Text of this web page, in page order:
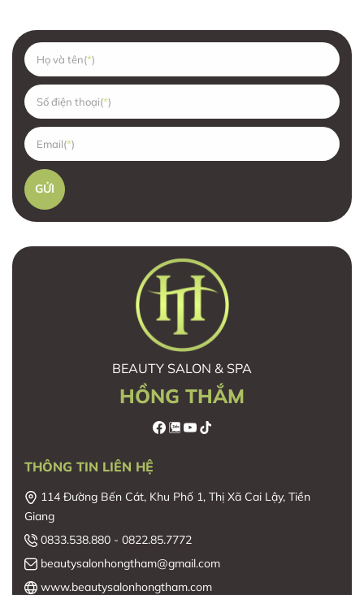
Họ và tên(
Số điện thoại(
Email(
BEAUTY SALON & SPA
HỒNG THẮM
THÔNG TIN LIÊN HỆ
114 Đường Bến Cát, Khu Phố 1, Thị Xã Cai Lậy, Tiền
Giang
0833.538.880 - 0822.85.7772
beautysalonhongtham@gmail.com
www.beautysalonhongtham.com